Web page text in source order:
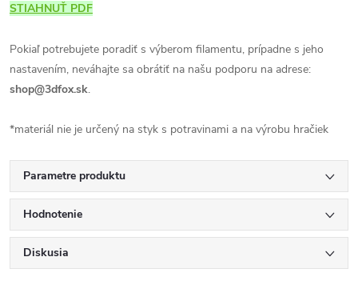
STIAHNUŤ PDF
Pokiaľ potrebujete poradiť s výberom filamentu, prípadne s jeho
nastavením, neváhajte sa obrátiť na našu podporu na adrese:
shop@3dfox.sk.
*materiál nie je určený na styk s potravinami a na výrobu hračiek
Parametre produktu
Hodnotenie
Diskusia